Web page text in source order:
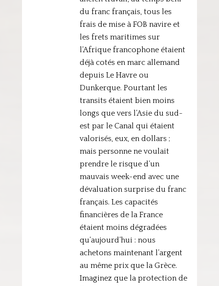
du franc français, tous les
frais de mise à FOB navire et
les frets maritimes sur
l’Afrique francophone étaient
déjà cotés en marc allemand
depuis Le Havre ou
Dunkerque. Pourtant les
transits étaient bien moins
longs que vers l’Asie du sud-
est par le Canal qui étaient
valorisés, eux, en dollars ;
mais personne ne voulait
prendre le risque d’un
mauvais week-end avec une
dévaluation surprise du franc
français. Les capacités
financières de la France
étaient moins dégradées
qu’aujourd’hui : nous
achetons maintenant l’argent
au même prix que la Grèce.
Imaginez que la protection de